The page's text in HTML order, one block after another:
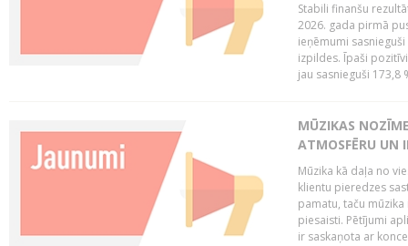
Stabili finanšu
2026. gada pirmā
ieņēmumi
izpildes. Īpaši
jau sasnieguši 173,8
MŪZIKAS
ATMOSFĒRU UN
Mūzika kā daļa no
klientu pieredzes
pamatu, taču
piesaisti. Pētījumi
ir saskaņota ar